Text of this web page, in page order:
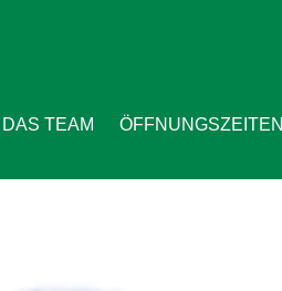
DAS TEAM ÖFFNUNGSZEITEN